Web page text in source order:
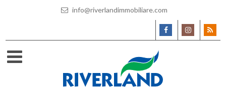
info@riverlandimmobiliare.com